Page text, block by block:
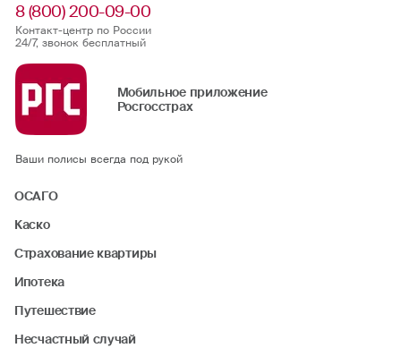
8 (800) 200-09-00
Контакт-центр по России
24/7, звонок бесплатный
Мобильное приложение
Росгосстрах
Ваши полисы всегда под рукой
ОСАГО
Каско
Страхование квартиры
Ипотека
Путешествие
Несчастный случай